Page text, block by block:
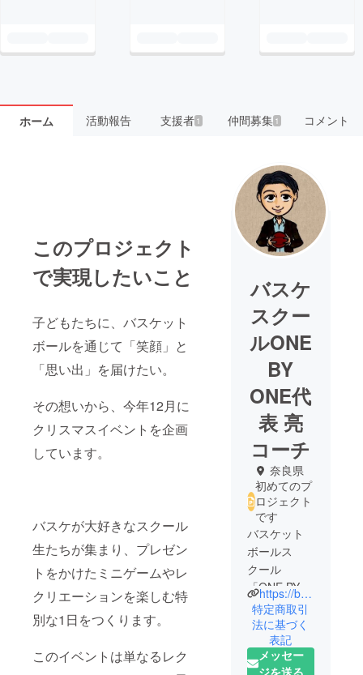
ホーム 活動報告 支援者 1 仲間募集 1 コメント
このプロジェクト
で実現したいこと
子どもたちに、バスケット
ボールを通じて「笑顔」と
「思い出」を届けたい。
その想いから、今年12月に
クリスマスイベントを企画
しています。
バスケが大好きなスクール
生たちが集まり、プレゼン
トをかけたミニゲームやレ
クリエーションを楽しむ特
別な1日をつくります。
このイベントは単なるレク
バスケ
スクー
ルONE
BY
ONE代
表 亮
コーチ
奈良県
初めてのプ
ロジェクト
です
バスケット
ボールス
クール
「ONE BY
ONE」代
表。
大阪府出
身・奈良県
https://basketonebyone.jp/
特定商取引
法に基づく
表記
メッセー
ジを送る